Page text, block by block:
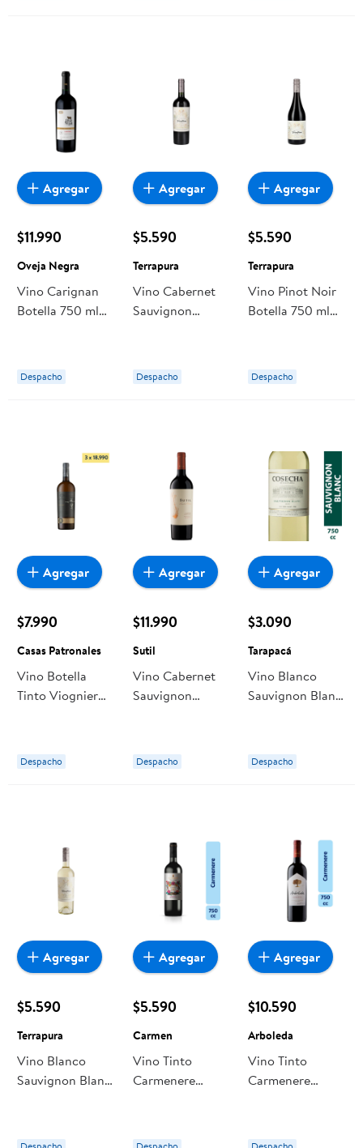
$11.990
Oveja Negra
Vino Carignan
Botella 750 ml
Despacho
Agregar
$5.590
Terrapura
Vino Cabernet
Sauvignon
Despacho
Agregar
$5.590
Terrapura
Vino Pinot Noir
Botella 750 ml
Despacho
Agregar
$7.990
Casas Patronales
Vino Botella
Tinto Viognier
Despacho
Agregar
$11.990
Sutil
Vino Cabernet
Sauvignon
Despacho
Agregar
$3.090
Tarapacá
Vino Blanco
Sauvignon Blanc
Botella 750 ml
Tarapacá
Despacho
Agregar
$5.590
Terrapura
Vino Blanco
Sauvignon Blanc
Terrapura
Agregar
$5.590
Carmen
Vino Tinto
Carmenere
Agregar
$10.590
Arboleda
Vino Tinto
Carmenere
Agregar